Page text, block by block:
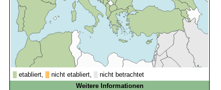
etabliert, nicht etabliert,
nicht betrachtet
Weitere Informationen